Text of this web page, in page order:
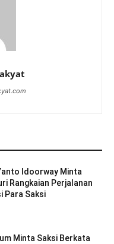
Idoorway Minta
Rangkaian Perjalanan
Para Saksi
Minta Saksi Berkata